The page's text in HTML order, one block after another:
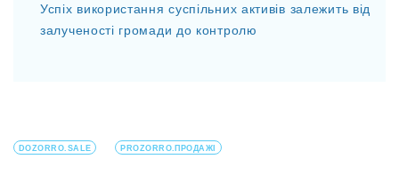
Успіх використання суспільних активів залежить від
залученості громади до контролю
DOZORRO.SALE PROZORRO.ПРОДАЖІ